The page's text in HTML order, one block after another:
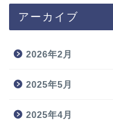
アーカイブ
2026年2月
2025年5月
2025年4月